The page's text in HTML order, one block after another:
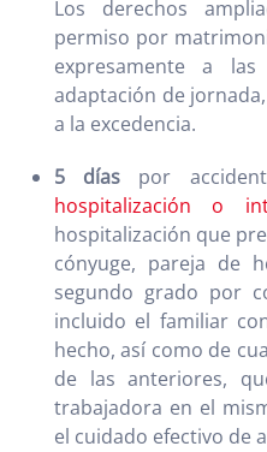
Los derechos
permiso por
expresamente a
adaptación de
a la excedencia.
5 días por
hospitalización o
hospitalización que
cónyuge, pareja de
segundo grado por
incluido el familiar
hecho, así como de
de las anteriores,
trabajadora en el
el cuidado efectivo de